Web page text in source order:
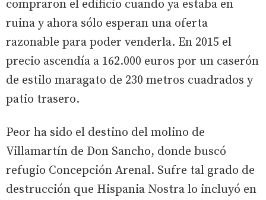
compraron el edificio cuando ya estaba en
ruina y ahora sólo esperan una oferta
razonable para poder venderla. En 2015 el
precio ascendía a 162.000 euros por un caserón
de estilo maragato de 230 metros cuadrados y
patio trasero.
Peor ha sido el destino del molino de
Villamartín de Don Sancho, donde buscó
refugio Concepción Arenal. Sufre tal grado de
destrucción que Hispania Nostra lo incluyó en